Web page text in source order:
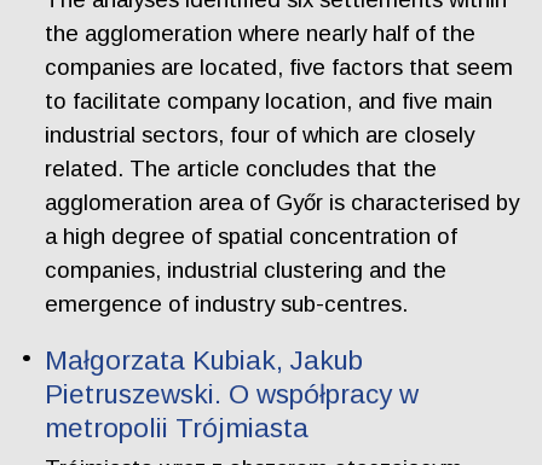
the agglomeration where nearly half of the
companies are located, five factors that seem
to facilitate company location, and five main
industrial sectors, four of which are closely
related. The article concludes that the
agglomeration area of Győr is characterised by
a high degree of spatial concentration of
companies, industrial clustering and the
emergence of industry sub-centres.
Małgorzata Kubiak, Jakub
Pietruszewski. O współpracy w
metropolii Trójmiasta